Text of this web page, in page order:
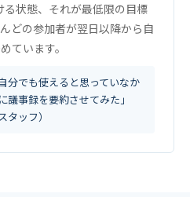
状態、それが最低限の目標
どの参加者が翌日以降から自
ています。
分でも使えると思っていなか
議事録を要約させてみた」
タッフ）